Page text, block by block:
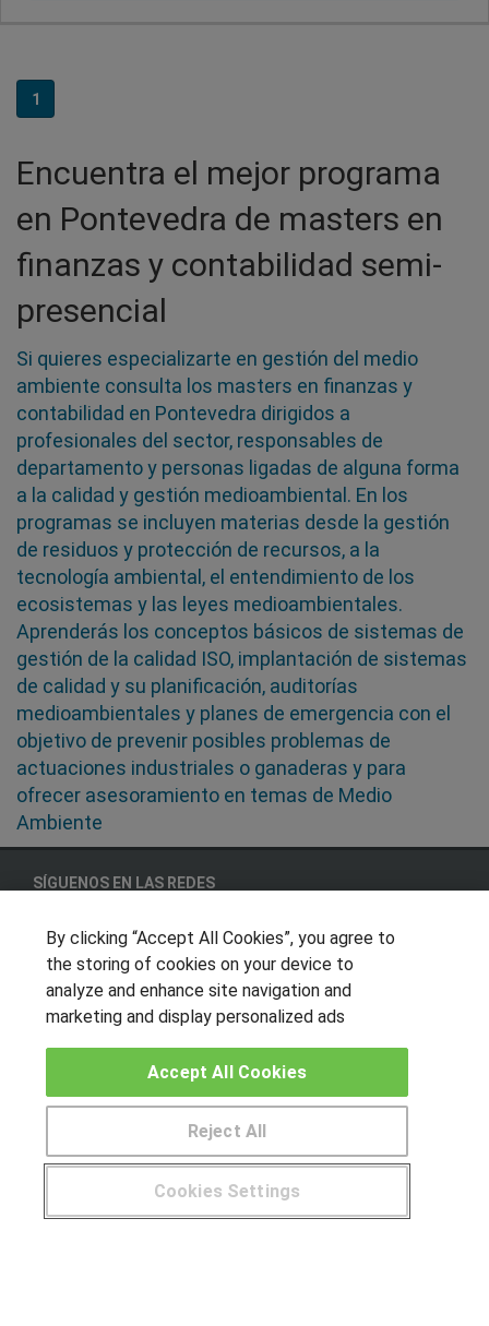
1
Encuentra el mejor programa
en Pontevedra de masters en
finanzas y contabilidad semi-
presencial
Si quieres especializarte en gestión del medio
ambiente consulta los masters en finanzas y
contabilidad en Pontevedra dirigidos a
profesionales del sector, responsables de
departamento y personas ligadas de alguna forma
a la calidad y gestión medioambiental. En los
programas se incluyen materias desde la gestión
de residuos y protección de recursos, a la
tecnología ambiental, el entendimiento de los
ecosistemas y las leyes medioambientales.
Aprenderás los conceptos básicos de sistemas de
gestión de la calidad ISO, implantación de sistemas
de calidad y su planificación, auditorías
medioambientales y planes de emergencia con el
objetivo de prevenir posibles problemas de
actuaciones industriales o ganaderas y para
ofrecer asesoramiento en temas de Medio
Ambiente
SÍGUENOS EN LAS REDES
OTROS GRUPOS DE INTERES
Muro de los idiomas
CENTROS DE FORMACIÓN
Publicar cursos
¿Tienes alguna duda? 900 264 357
By clicking “Accept All Cookies”, you agree to
the storing of cookies on your device to
analyze and enhance site navigation and
marketing and display personalized ads
Cookies Settings
Reject All
Accept All Cookies